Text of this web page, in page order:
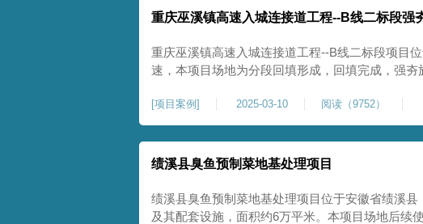
重庆巫溪镇高速入城连接道工程--B线二标段强
重庆巫溪镇高速入城连接道工程--B线二标段项目
速，本项目场地为分段回填形成，回填完成，强夯
一次，确认工程量，严格把控每标段施工区域的施
量。在施工过程中我司严格按照设计规范
[项目案例 ] 2025-03-10 阅读（9752）
绩溪县臭鱼预制菜地基处理项目
绩溪县臭鱼预制菜地基处理项目位于安徽省绩溪县
及其配套设施，面积约6万平米。本项目场地后续